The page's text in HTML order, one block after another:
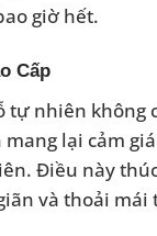
giờ hết.
Cấp
tự nhiên không
mang lại cảm
Điều này
và thoải mái